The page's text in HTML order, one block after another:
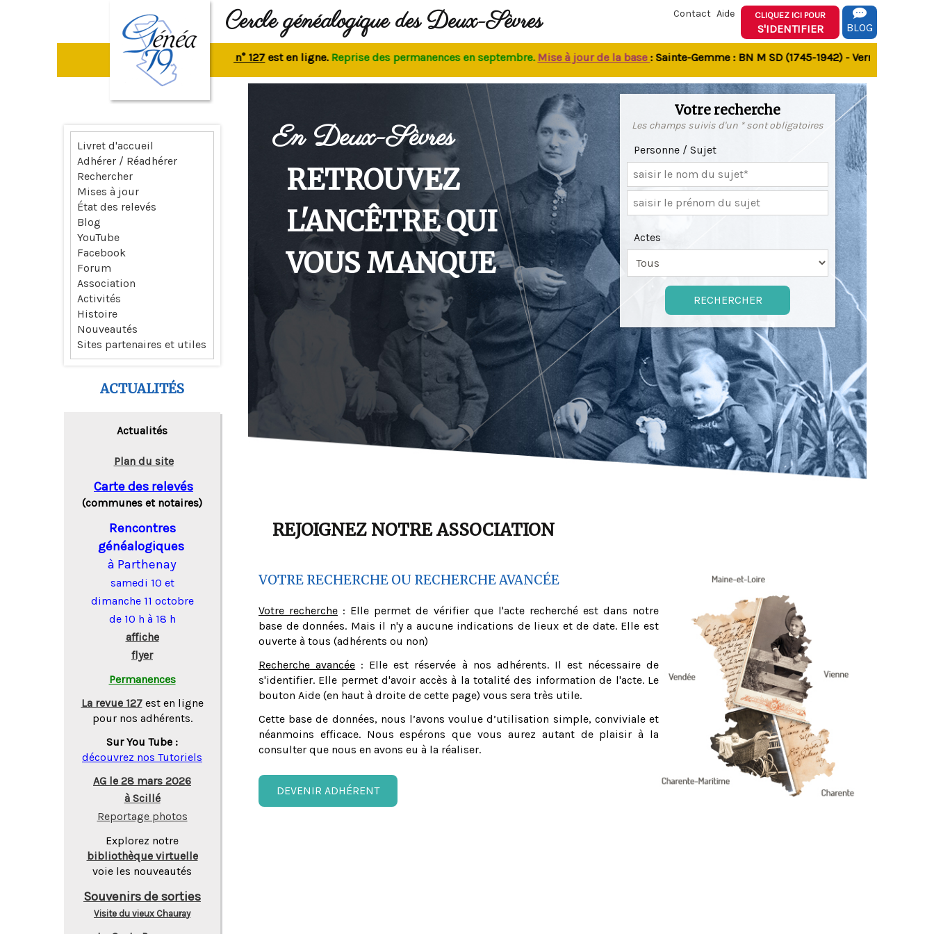
Cercle généalogique des Deux-Sèvres Contact Aide CLIQUEZ ICI POUR
S'IDENTIFIER BLOG
La revue n° 127est en ligne.Reprise des permanences en septembre.Mise à jour de la base: Sainte-Gemme : BN M SD (1745-1942) - Verrines-sous-
En Deux-Sèvres
RETROUVEZ
L'ANCÊTRE QUI
VOUS MANQUE
Votre recherche
Les champs suivis d'un * sont obligatoires
Personne / Sujet
Actes
REJOIGNEZ NOTRE ASSOCIATION
VOTRE RECHERCHE OU RECHERCHE AVANCÉE
Votre recherche : Elle permet de vérifier que l'acte recherché est dans notre
base de données. Mais il n'y a aucune indications de lieux et de date. Elle est
ouverte à tous (adhérents ou non)
Recherche avancée : Elle est réservée à nos adhérents. Il est nécessaire de
s'identifier. Elle permet d'avoir accès à la totalité des information de l'acte. Le
bouton Aide (en haut à droite de cette page) vous sera très utile.
Cette base de données, nous l’avons voulue d’utilisation simple, conviviale et
néanmoins efficace. Nous espérons que vous aurez autant de plaisir à la
consulter que nous en avons eu à la réaliser.
DEVENIR ADHÉRENT
Livret d'accueil
Adhérer / Réadhérer
Rechercher
Mises à jour
État des relevés
Blog
YouTube
Facebook
Forum
Association
Activités
Histoire
Nouveautés
Sites partenaires et utiles
ACTUALITÉS
Actualités
Plan du site
Carte des relevés
(communes et notaires)
Rencontres
généalogiques
à Parthenay
samedi 10 et
dimanche 11 octobre
de 10 h à 18 h
affiche
flyer
Permanences
La revue 127 est en ligne
pour nos adhérents.
Sur You Tube :
découvrez nos Tutoriels
AG le 28 mars 2026
à Scillé
Reportage photos
Explorez notre
bibliothèque virtuelle
voie les nouveautés
Souvenirs de sorties
Visite du vieux Chauray